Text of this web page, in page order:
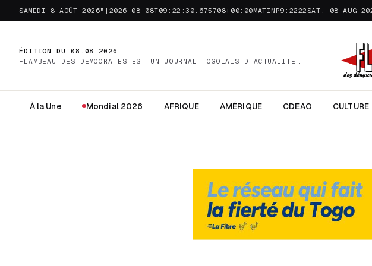
SAMEDI 8 AOÛT 2026"|2026-08-08T09:22:30.675708+00:00MATINP9:2222SAT, 08 AUG
ÉDITION DU 08.08.2026
FLAMBEAU DES DÉMOCRATES EST UN JOURNAL TOGOLAIS D’ACTUALITÉ…
À la Une Mondial 2026 AFRIQUE AMÉRIQUE CDEAO CULTURE